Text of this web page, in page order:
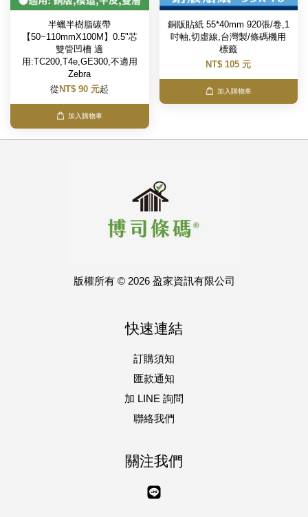
半蠟半樹脂碳帶
【50~110mmX100M】0.5"芯
雙管凹槽 適
用:TC200,T4e,GE300,不適用
Zebra
從 NT$ 90 元起
加入購物車
銅版貼紙 55*40mm 920張/卷,1
吋軸,切虛線,台灣製/條碼機用
標籤
NT$ 105 元
加入購物車
版權所有 © 2026 盈家資訊有限公司
快速連結
訂購須知
匯款通知
加 LINE 詢問
聯絡我們
關注我們